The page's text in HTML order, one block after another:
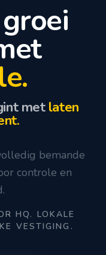
metlaten
bemande
controle en
HQ. LOKALE
VESTIGING.